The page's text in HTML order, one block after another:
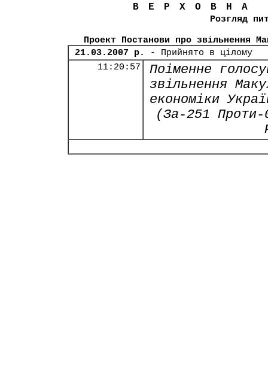
Розгляд
Проект Постанови про звільнення
21.03.2007 р.
- Прийнято в цілому
11:20:57
Поіменне
звільнення
економіки
(За-251 Проти-